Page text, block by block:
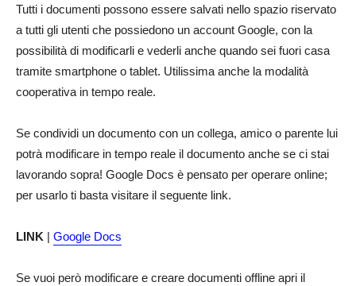
Tutti i documenti possono essere salvati nello spazio riservato
a tutti gli utenti che possiedono un account Google, con la
possibilità di modificarli e vederli anche quando sei fuori casa
tramite smartphone o tablet. Utilissima anche la modalità
cooperativa in tempo reale.
Se condividi un documento con un collega, amico o parente lui
potrà modificare in tempo reale il documento anche se ci stai
lavorando sopra! Google Docs è pensato per operare online;
per usarlo ti basta visitare il seguente link.
LINK | Google Docs
Se vuoi però modificare e creare documenti offline apri il